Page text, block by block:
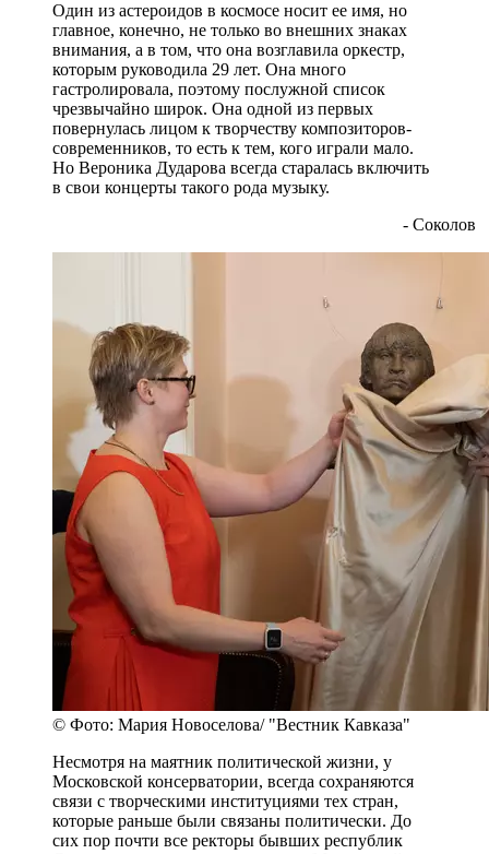
Один из астероидов в космосе носит ее имя, но
главное, конечно, не только во внешних знаках
внимания, а в том, что она возглавила оркестр,
которым руководила 29 лет. Она много
гастролировала, поэтому послужной список
чрезвычайно широк. Она одной из первых
повернулась лицом к творчеству композиторов-
современников, то есть к тем, кого играли мало.
Но Вероника Дударова всегда старалась включить
в свои концерты такого рода музыку.
- Соколов
© Фото: Мария Новоселова/ "Вестник Кавказа"
Несмотря на маятник политической жизни, у
Московской консерватории, всегда сохраняются
связи с творческими институциями тех стран,
которые раньше были связаны политически. До
сих пор почти все ректоры бывших республик